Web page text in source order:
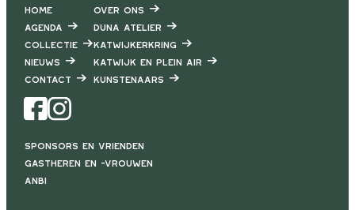
Home
Agenda
Collectie
Nieuws
Contact
Facebook Instagram
Over ons
DUNA Atelier
Katwijkerkring
Katwijk en Plein air
Kunstenaars
Sponsors en vrienden
Gastheren en -vrouwen
ANBI